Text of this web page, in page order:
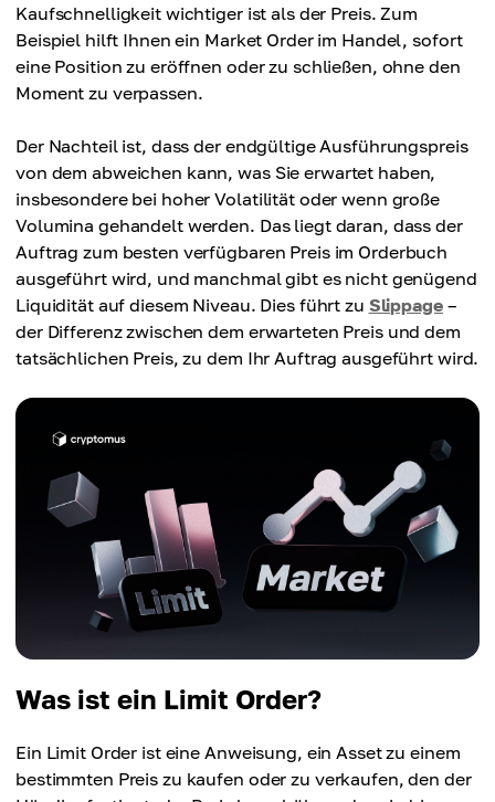
Kaufschnelligkeit wichtiger ist als der Preis. Zum
Beispiel hilft Ihnen ein Market Order im Handel, sofort
eine Position zu eröffnen oder zu schließen, ohne den
Moment zu verpassen.
Der Nachteil ist, dass der endgültige Ausführungspreis
von dem abweichen kann, was Sie erwartet haben,
insbesondere bei hoher Volatilität oder wenn große
Volumina gehandelt werden. Das liegt daran, dass der
Auftrag zum besten verfügbaren Preis im Orderbuch
ausgeführt wird, und manchmal gibt es nicht genügend
Liquidität auf diesem Niveau. Dies führt zu Slippage–
der Differenz zwischen dem erwarteten Preis und dem
tatsächlichen Preis, zu dem Ihr Auftrag ausgeführt wird.
Was ist ein Limit Order?
Ein Limit Order ist eine Anweisung, ein Asset zu einem
bestimmten Preis zu kaufen oder zu verkaufen, den der